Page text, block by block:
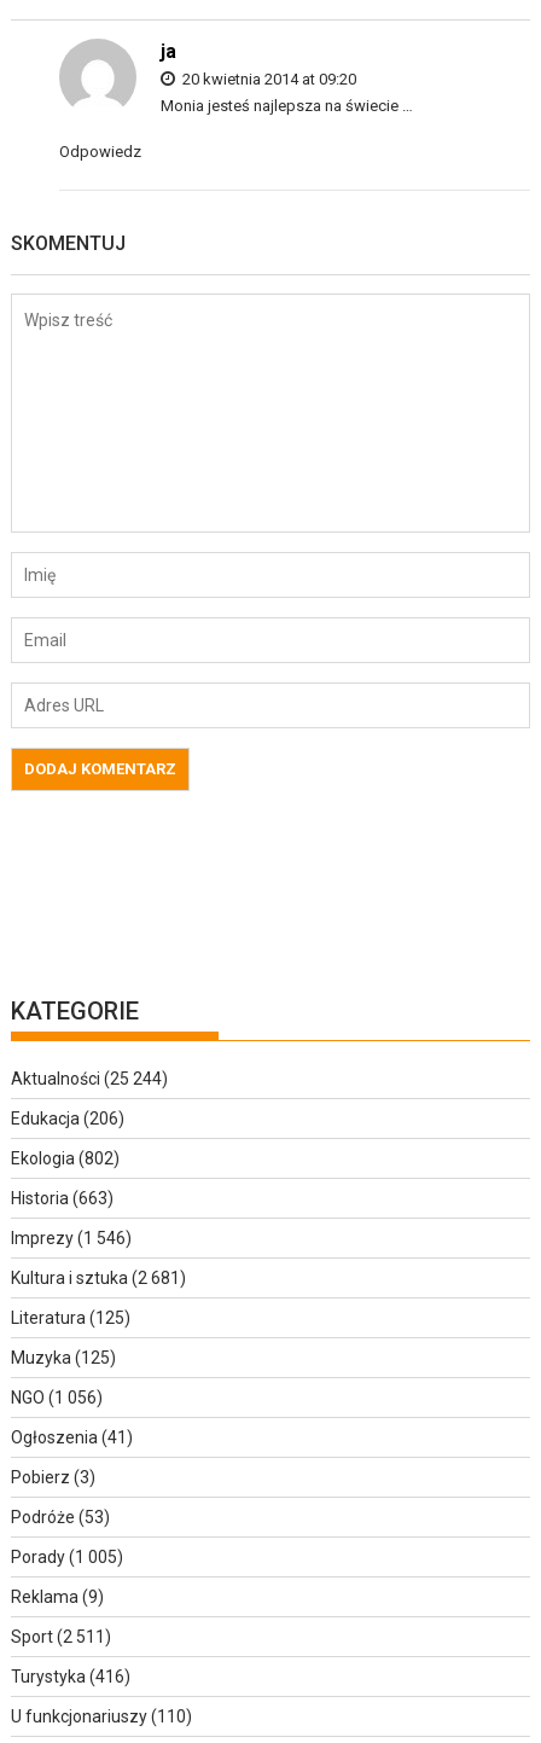
ja
20 kwietnia 2014 at 09:20
Monia jesteś najlepsza na świecie …
Odpowiedz
SKOMENTUJ
KATEGORIE
Aktualności (25 244)
Edukacja(206)
Ekologia(802)
Historia(663)
Imprezy(1 546)
Kultura i sztuka(2 681)
Literatura(125)
Muzyka(125)
NGO (1 056)
Ogłoszenia(41)
Pobierz (3)
Podróże (53)
Porady(1 005)
Reklama(9)
Sport(2 511)
Turystyka(416)
U funkcjonariuszy(110)